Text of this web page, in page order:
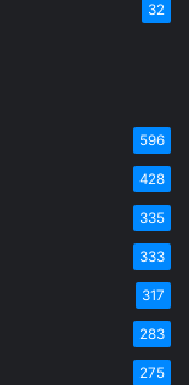
32
596
428
335
333
317
283
275